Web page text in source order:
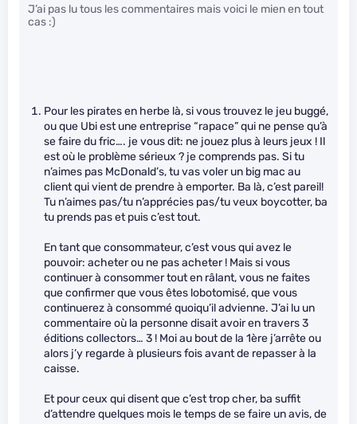
J’ai pas lu tous les commentaires mais voici le mien en tout
cas :)
Pour les pirates en herbe là, si vous trouvez le jeu buggé,
ou que Ubi est une entreprise “rapace” qui ne pense qu’à
se faire du fric…. je vous dit: ne jouez plus à leurs jeux ! Il
est où le problème sérieux ? je comprends pas. Si tu
n’aimes pas McDonald’s, tu vas voler un big mac au
client qui vient de prendre à emporter. Ba là, c’est pareil!
Tu n’aimes pas/tu n’apprécies pas/tu veux boycotter, ba
tu prends pas et puis c’est tout.
En tant que consommateur, c’est vous qui avez le
pouvoir: acheter ou ne pas acheter ! Mais si vous
continuer à consommer tout en râlant, vous ne faites
que confirmer que vous êtes lobotomisé, que vous
continuerez à consommé quoiqu’il advienne. J’ai lu un
commentaire où la personne disait avoir en travers 3
éditions collectors… 3 ! Moi au bout de la 1ère j’arrête ou
alors j’y regarde à plusieurs fois avant de repasser à la
caisse.
Et pour ceux qui disent que c’est trop cher, ba suffit
d’attendre quelques mois le temps de se faire un avis, de